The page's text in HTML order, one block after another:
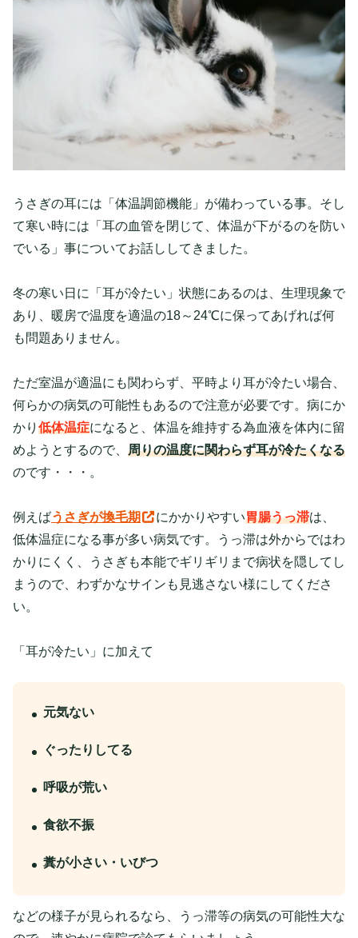
うさぎの耳には「体温調節機能」が備わっている事。そし
て寒い時には「耳の血管を閉じて、体温が下がるのを防い
でいる」事についてお話ししてきました。
冬の寒い日に「耳が冷たい」状態にあるのは、生理現象で
あり、暖房で温度を適温の18～24℃に保ってあげれば何
も問題ありません。
ただ室温が適温にも関わらず、平時より耳が冷たい場合、
何らかの病気の可能性もあるので注意が必要です。病にか
かり 低体温症になると、体温を維持する為血液を体内に留
めようとするので、 周りの温度に関わらず耳が冷たくなる
のです・・・。
例えばうさぎが換毛期 にかかりやすい胃腸うっ滞は、
低体温症になる事が多い病気です。うっ滞は外からではわ
かりにくく、うさぎも本能でギリギリまで病状を隠してし
まうので、わずかなサインも見逃さない様にしてくださ
い。
「耳が冷たい」に加えて
元気ない
ぐったりしてる
呼吸が荒い
食欲不振
糞が小さい・いびつ
などの様子が見られるなら、うっ滞等の病気の可能性大な